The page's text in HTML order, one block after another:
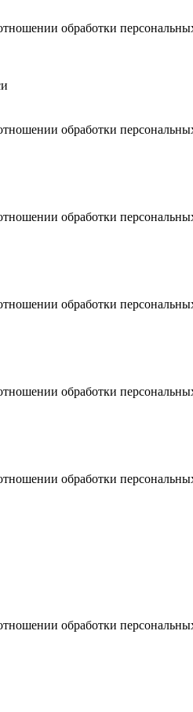
обработки
обработки
обработки
обработки
обработки
обработки
обработки